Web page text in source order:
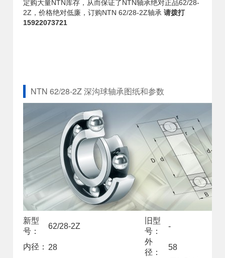
定购大量NTN库存，从而保证了NTN轴承绝对正品62/28-
2Z，价格绝对低廉，订购NTN 62/28-2Z轴承请拨打
15922073721
NTN 62/28-2Z 深沟球轴承图纸和参数
新型
号：
62/28-2Z
旧型
号：
-
内径： 28
外
径：
58